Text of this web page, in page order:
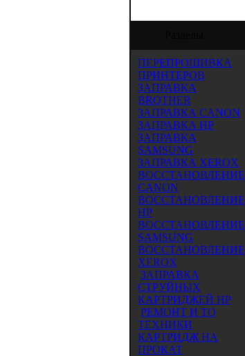
ПЕРЕПРОШИВКА
ПРИНТЕРОВ
ЗАПРАВКА
BROTHER
ЗАПРАВКА CANON
ЗАПРАВКА HP
ЗАПРАВКА
SAMSUNG
ЗАПРАВКА XEROX
ВОССТАНОВЛЕНИЕ
CANON
ВОССТАНОВЛЕНИЕ
HP
ВОССТАНОВЛЕНИЕ
SAMSUNG
ВОССТАНОВЛЕНИЕ
XEROX
ЗАПРАВКА
СТРУЙНЫХ
КАРТРИДЖЕЙ HP
РЕМОНТ И ТО
ТЕХНИКИ
КАРТРИДЖ НА
ПРОКАТ